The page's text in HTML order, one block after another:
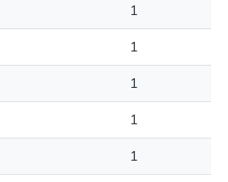
1
1
1
1
1